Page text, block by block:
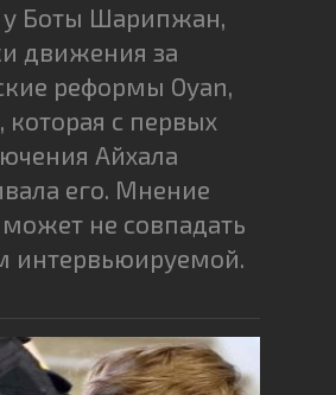
у Боты Шарипжан,
движения за
реформы Oyan,
которая с первых
Айхала
его. Мнение
не совпадать
интервьюируемой.